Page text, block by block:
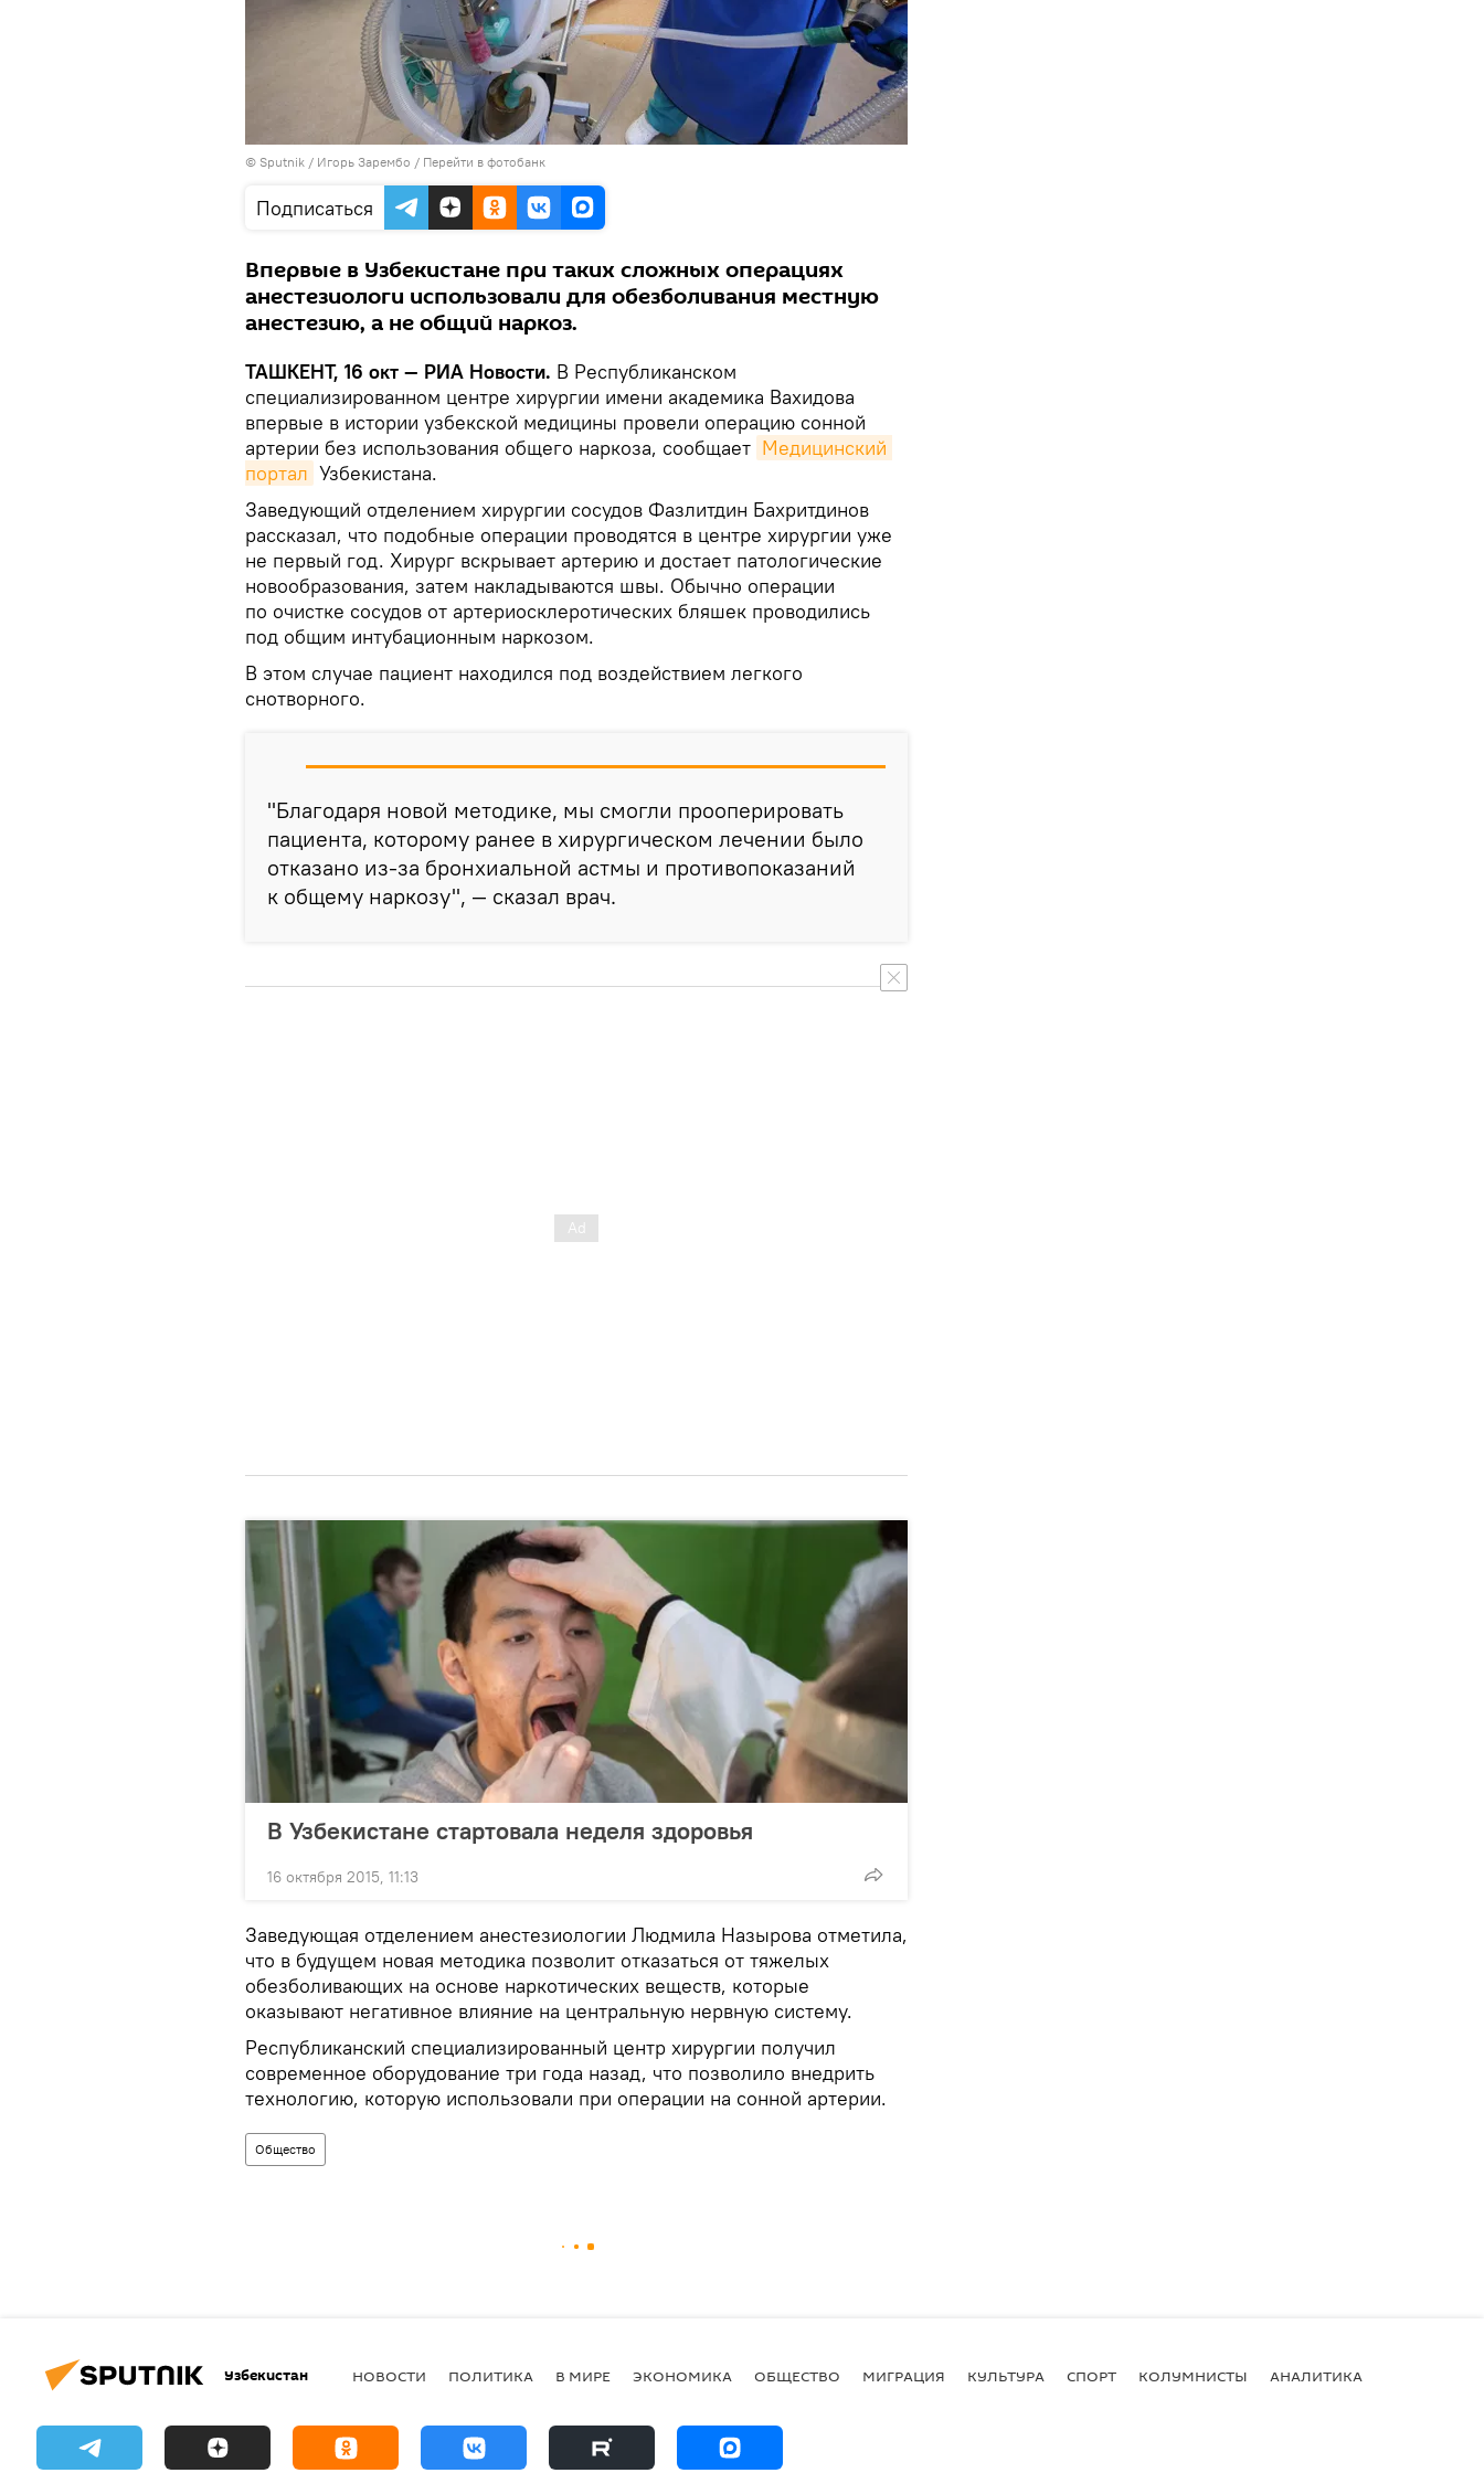
© Sputnik / Игорь Зарембо / Перейти в фотобанк
Подписаться
Впервые в Узбекистане при таких сложных операциях
анестезиологи использовали для обезболивания местную
анестезию, а не общий наркоз.
ТАШКЕНТ, 16 окт — РИА Новости. В Республиканском
специализированном центре хирургии имени академика Вахидова
впервые в истории узбекской медицины провели операцию сонной
артерии без использования общего наркоза, сообщает Медицинский
портал Узбекистана.
Заведующий отделением хирургии сосудов Фазлитдин Бахритдинов
рассказал, что подобные операции проводятся в центре хирургии уже
не первый год. Хирург вскрывает артерию и достает патологические
новообразования, затем накладываются швы. Обычно операции
по очистке сосудов от артериосклеротических бляшек проводились
под общим интубационным наркозом.
В этом случае пациент находился под воздействием легкого
снотворного.
"Благодаря новой методике, мы смогли прооперировать
пациента, которому ранее в хирургическом лечении было
отказано из-за бронхиальной астмы и противопоказаний
к общему наркозу", — сказал врач.
В Узбекистане стартовала неделя здоровья
16 октября 2015, 11:13
Заведующая отделением анестезиологии Людмила Назырова отметила,
что в будущем новая методика позволит отказаться от тяжелых
обезболивающих на основе наркотических веществ, которые
оказывают негативное влияние на центральную нервную систему.
Республиканский специализированный центр хирургии получил
современное оборудование три года назад, что позволило внедрить
технологию, которую использовали при операции на сонной артерии.
Общество
Узбекистан НОВОСТИ ПОЛИТИКА В МИРЕ ЭКОНОМИКА ОБЩЕСТВО МИГРАЦИЯ КУЛЬТУРА СПОРТ КОЛУМНИСТЫ АНАЛИТИКА